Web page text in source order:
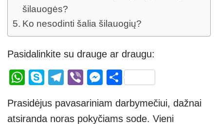
šilauogės?
Ko nesodinti šalia šilauogių?
Pasidalinkite su drauge ar draugu:
W
at
S
p
T
e
Vi
er
M
ss
S
ar
Prasidėjus pavasariniam darbymečiui, dažnai
atsiranda noras pokyčiams sode. Vieni